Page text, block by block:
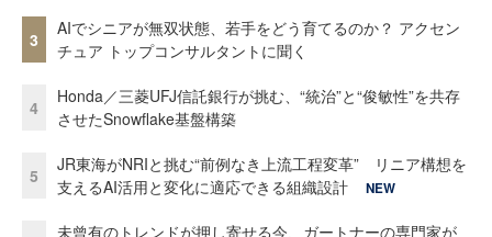
3
AIでシニアが無双状態、若手をどう育てるのか？ アクセン
チュア トップコンサルタントに聞く
4
Honda／三菱UFJ信託銀行が挑む、“統治”と“俊敏性”を共存
させたSnowflake基盤構築
5
JR東海がNRIと挑む“前例なき上流工程変革” リニア構想を
支えるAI活用と変化に適応できる組織設計
NEW
未曾有のトレンドが押し寄せる今、ガートナーの専門家が